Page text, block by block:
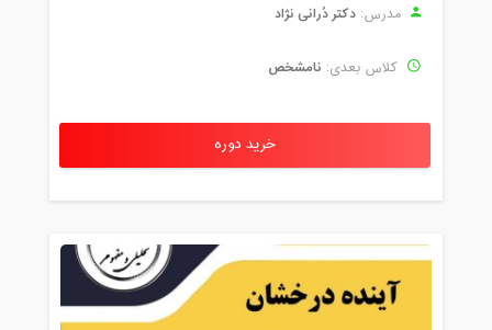
مدرس: دکتر دُرانی نژاد
کلاس بعدی: نامشخص
خرید دوره